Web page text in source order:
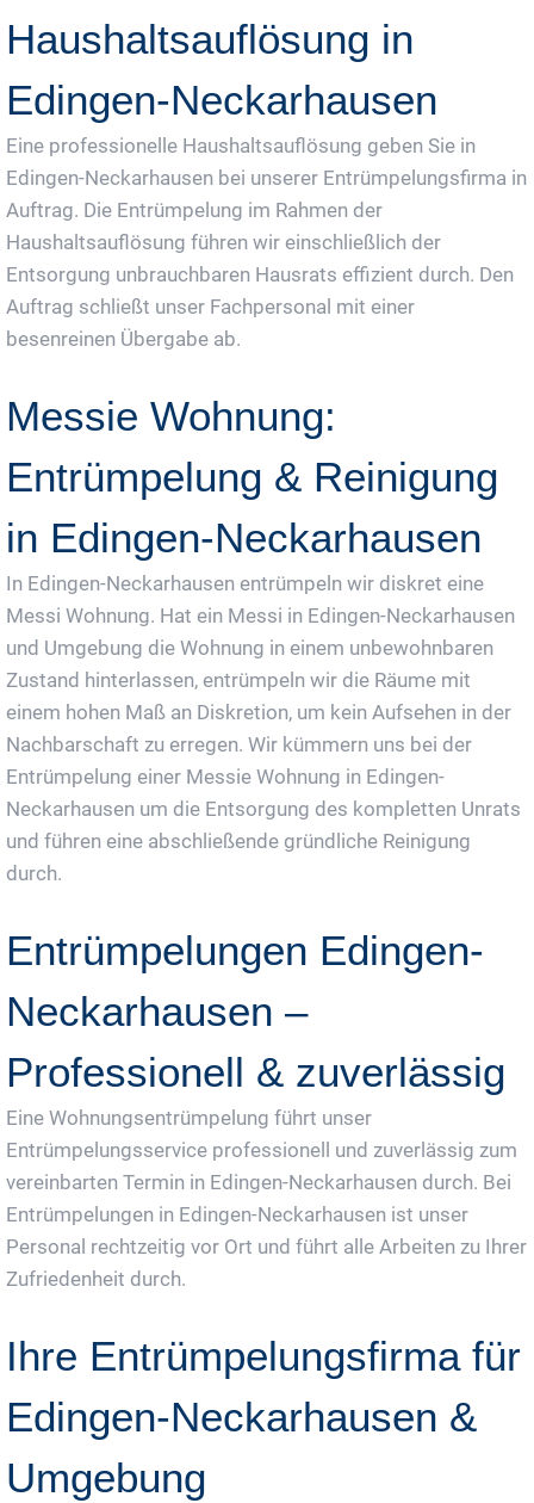
Haushaltsauflösung in
Edingen-Neckarhausen
Eine professionelle Haushaltsauflösung geben Sie in
Edingen-Neckarhausen bei unserer Entrümpelungsfirma in
Auftrag. Die Entrümpelung im Rahmen der
Haushaltsauflösung führen wir einschließlich der
Entsorgung unbrauchbaren Hausrats effizient durch. Den
Auftrag schließt unser Fachpersonal mit einer
besenreinen Übergabe ab.
Messie Wohnung:
Entrümpelung & Reinigung
in Edingen-Neckarhausen
In Edingen-Neckarhausen entrümpeln wir diskret eine
Messi Wohnung. Hat ein Messi in Edingen-Neckarhausen
und Umgebung die Wohnung in einem unbewohnbaren
Zustand hinterlassen, entrümpeln wir die Räume mit
einem hohen Maß an Diskretion, um kein Aufsehen in der
Nachbarschaft zu erregen. Wir kümmern uns bei der
Entrümpelung einer Messie Wohnung in Edingen-
Neckarhausen um die Entsorgung des kompletten Unrats
und führen eine abschließende gründliche Reinigung
durch.
Entrümpelungen Edingen-
Neckarhausen –
Professionell & zuverlässig
Eine Wohnungsentrümpelung führt unser
Entrümpelungsservice professionell und zuverlässig zum
vereinbarten Termin in Edingen-Neckarhausen durch. Bei
Entrümpelungen in Edingen-Neckarhausen ist unser
Personal rechtzeitig vor Ort und führt alle Arbeiten zu Ihrer
Zufriedenheit durch.
Ihre Entrümpelungsfirma für
Edingen-Neckarhausen &
Umgebung